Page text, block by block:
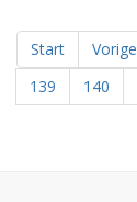
Start Vorige
139
140